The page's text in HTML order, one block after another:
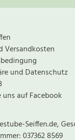
Versandkosten
und Datenschutz
uns auf Facebook
Seiffen.de,
037362 8569